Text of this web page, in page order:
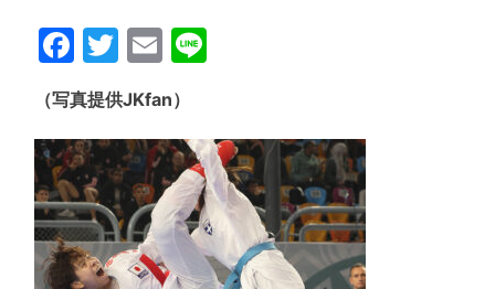
Facebook
Twitter
Email
（写真提供JKfan）